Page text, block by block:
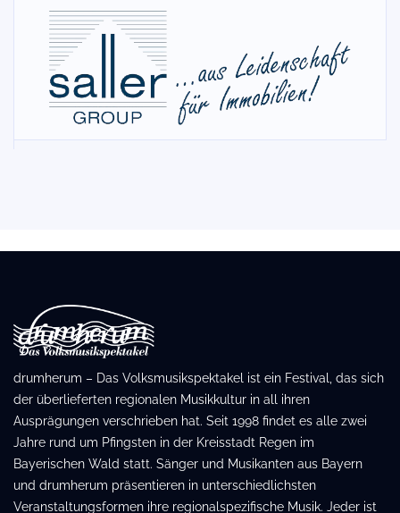
drumherum – Das Volksmusikspektakel ist ein Festival, das sich
der überlieferten regionalen Musikkultur in all ihren
Ausprägungen verschrieben hat. Seit 1998 findet es alle zwei
Jahre rund um Pfingsten in der Kreisstadt Regen im
Bayerischen Wald statt. Sänger und Musikanten aus Bayern
und drumherum präsentieren in unterschiedlichsten
Veranstaltungsformen ihre regionalspezifische Musik. Jeder ist